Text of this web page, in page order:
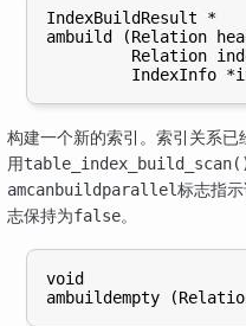
IndexBuildResult *
ambuild (Relation
Relation
构建一个新的索引。索引关系
用
amcanbuildparallel标志指
志保持为false。
void